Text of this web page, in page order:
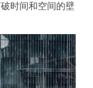
时间和空间的壁